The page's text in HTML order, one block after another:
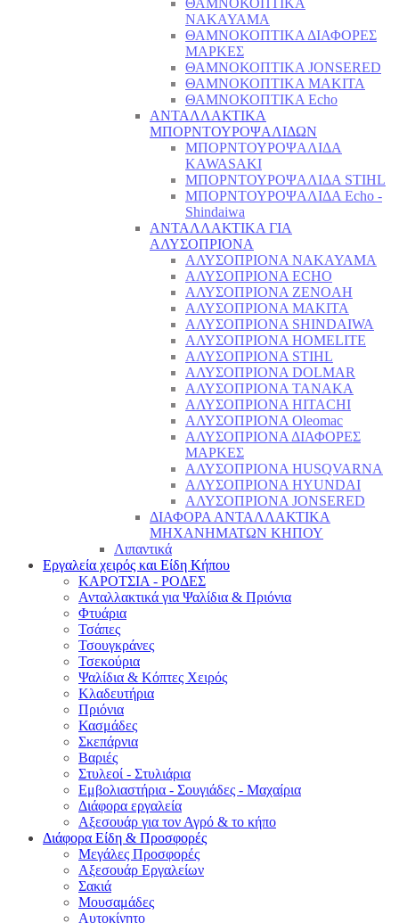
ΘΑΜΝΟΚΟΠΤΙΚΑ
NAKAYAMA
ΘΑΜΝΟΚΟΠΤΙΚΑ ΔΙΑΦΟΡΕΣ
ΜΑΡΚΕΣ
ΘΑΜΝΟΚΟΠΤΙΚΑ JONSERED
ΘΑΜΝΟΚΟΠΤΙΚΑ MAKITA
ΘΑΜΝΟΚΟΠΤΙΚΑ Echo
ΑΝΤΑΛΛΑΚΤΙΚΑ
ΜΠΟΡΝΤΟΥΡΟΨΑΛΙΔΩΝ
ΜΠΟΡΝΤΟΥΡΟΨΑΛΙΔΑ
KAWASAKI
ΜΠΟΡΝΤΟΥΡΟΨΑΛΙΔΑ STIHL
ΜΠΟΡΝΤΟΥΡΟΨΑΛΙΔΑ Echo -
Shindaiwa
ΑΝΤΑΛΛΑΚΤΙΚΑ ΓΙΑ
ΑΛΥΣΟΠΡΙΟΝΑ
ΑΛΥΣΟΠΡΙΟΝΑ NAKAYAMA
ΑΛΥΣΟΠΡΙΟΝΑ ECHO
ΑΛΥΣΟΠΡΙΟΝΑ ZENOAH
ΑΛΥΣΟΠΡΙΟΝΑ MAKITA
ΑΛΥΣΟΠΡΙΟΝΑ SHINDAIWA
ΑΛΥΣΟΠΡΙΟΝΑ HOMELITE
ΑΛΥΣΟΠΡΙΟΝΑ STIHL
ΑΛΥΣΟΠΡΙΟΝΑ DOLMAR
ΑΛΥΣΟΠΡΙΟΝΑ TANAKA
ΑΛΥΣΟΠΡΙΟΝΑ HITACHI
ΑΛΥΣΟΠΡΙΟΝΑ Oleomac
ΑΛΥΣΟΠΡΙΟΝΑ ΔΙΑΦΟΡΕΣ
ΜΑΡΚΕΣ
ΑΛΥΣΟΠΡΙΟΝΑ HUSQVARNA
ΑΛΥΣΟΠΡΙΟΝΑ HYUNDAI
ΑΛΥΣΟΠΡΙΟΝΑ JONSERED
ΔΙΑΦΟΡΑ ΑΝΤΑΛΛΑΚΤΙΚΑ
ΜΗΧΑΝΗΜΑΤΩΝ ΚΗΠΟΥ
Λιπαντικά
Εργαλεία χειρός και Είδη Κήπου
ΚΑΡΟΤΣΙΑ - ΡΟΔΕΣ
Ανταλλακτικά για Ψαλίδια & Πριόνια
Φτυάρια
Τσάπες
Τσουγκράνες
Τσεκούρια
Ψαλίδια & Κόπτες Χειρός
Κλαδευτήρια
Πριόνια
Κασμάδες
Σκεπάρνια
Βαριές
Στυλεοί - Στυλιάρια
Εμβολιαστήρια - Σουγιάδες - Μαχαίρια
Διάφορα εργαλεία
Αξεσουάρ για τον Αγρό & το κήπο
Διάφορα Είδη & Προσφορές
Μεγάλες Προσφορές
Αξεσουάρ Εργαλείων
Σακιά
Μουσαμάδες
Αυτοκίνητο